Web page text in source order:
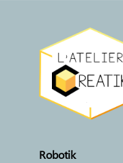
Robotik